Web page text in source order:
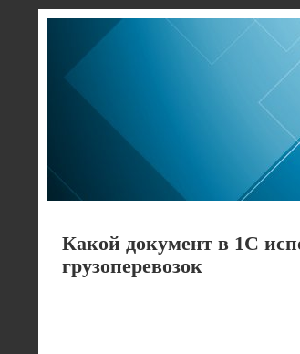
Какой документ в 1С
грузоперевозок